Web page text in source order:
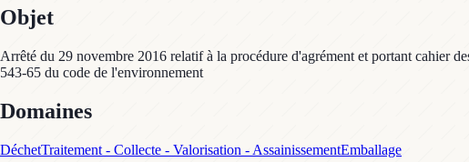
Objet
Arrêté du 29 novembre 2016 relatif à la procédure d'agrément et portant cahier
543-65 du code de l'environnement
Domaines
DéchetTraitement - Collecte - Valorisation - AssainissementEmballage